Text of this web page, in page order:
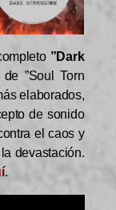
”Dark
”Soul Torn
elaborados,
de sonido
el caos y
devastación.
.